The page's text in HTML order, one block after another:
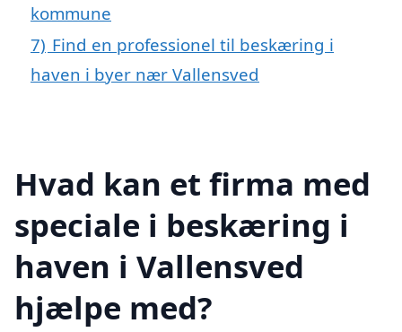
kommune
7) Find en professionel til beskæring i
haven i byer nær Vallensved
Hvad kan et firma med
speciale i beskæring i
haven i Vallensved
hjælpe med?